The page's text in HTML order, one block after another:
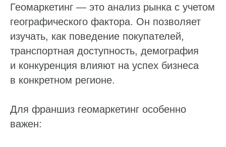
Геомаркетинг — это анализ рынка с учетом
географического фактора. Он позволяет
изучать, как поведение покупателей,
транспортная доступность, демография
и конкуренция влияют на успех бизнеса
в конкретном регионе.
Для франшиз геомаркетинг особенно
важен:
+7
Нажимая «Отправить», вы даете согласие
на обработку
ознакомились с Политикой конфиденциальности